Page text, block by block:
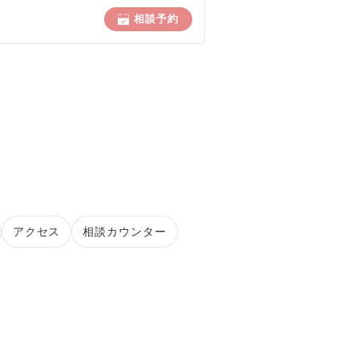
相談予約
アクセス 相談カウンター